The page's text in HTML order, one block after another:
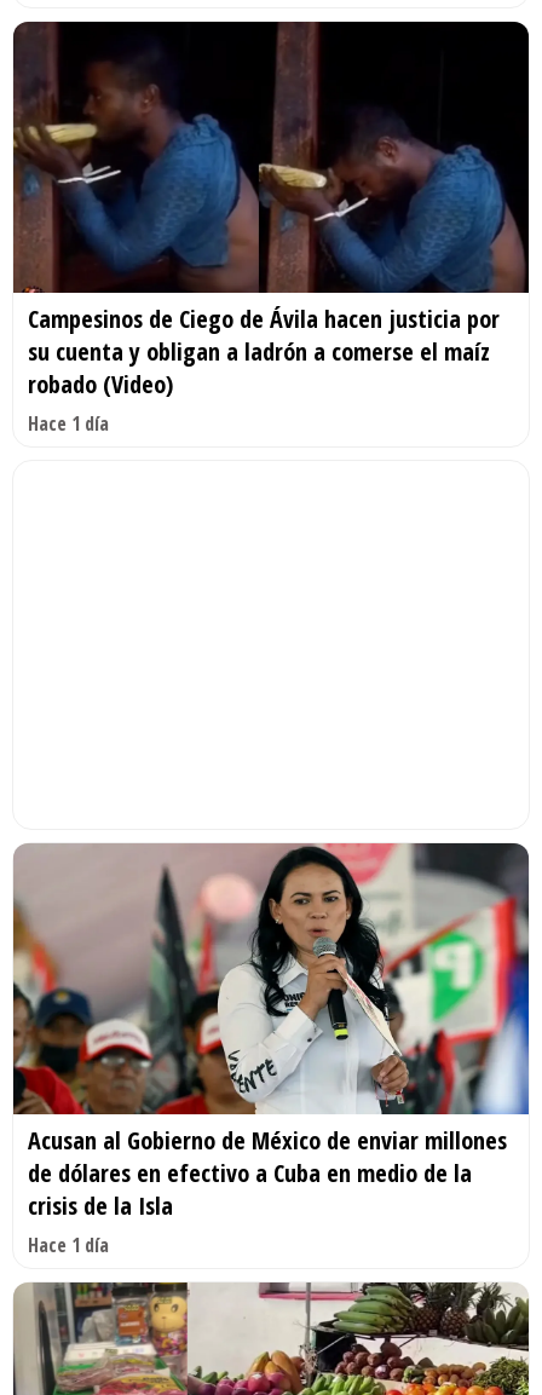
Campesinos de Ciego de Ávila hacen justicia por
su cuenta y obligan a ladrón a comerse el maíz
robado (Video)
Hace 1 día
Acusan al Gobierno de México de enviar millones
de dólares en efectivo a Cuba en medio de la
crisis de la Isla
Hace 1 día